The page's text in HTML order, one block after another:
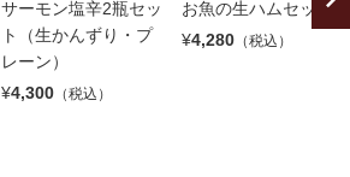
サーモン塩辛2瓶セッ
ト（生かんずり・プ
レーン）
¥4,300 （税込）
お魚の生ハムセット
¥4,280 （税込）